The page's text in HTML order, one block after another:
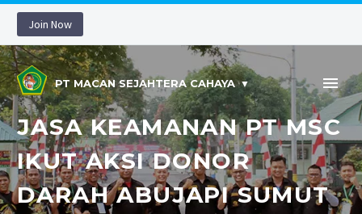
Join Now
PT MACAN SEJAHTERA CAHAYA
JASA KEAMANAN PT MSC
IKUT AKSI DONOR
DARAH ABUJAPI SUMUT